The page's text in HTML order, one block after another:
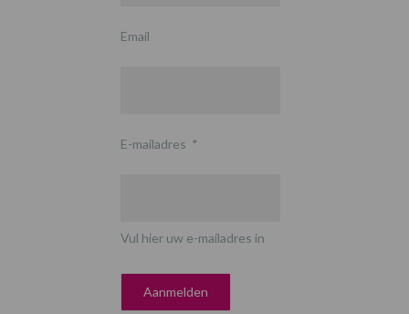
Email
E-mailadres *
Vul hier uw e-mailadres in